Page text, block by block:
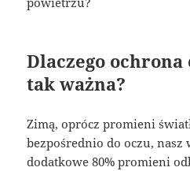
Dlaczego
tak ważna?
Zimą, oprócz promieni
bezpośrednio do oczu,
dodatkowe 80% promieni